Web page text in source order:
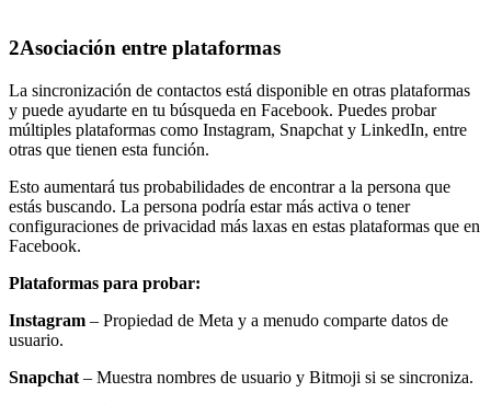
2Asociación entre plataformas
La sincronización de contactos está disponible en otras plataformas
y puede ayudarte en tu búsqueda en Facebook. Puedes probar
múltiples plataformas como Instagram, Snapchat y LinkedIn, entre
otras que tienen esta función.
Esto aumentará tus probabilidades de encontrar a la persona que
estás buscando. La persona podría estar más activa o tener
configuraciones de privacidad más laxas en estas plataformas que en
Facebook.
Plataformas para probar:
Instagram – Propiedad de Meta y a menudo comparte datos de
usuario.
Snapchat – Muestra nombres de usuario y Bitmoji si se sincroniza.